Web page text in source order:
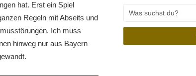
hat. Erst ein Spiel
Regeln mit Abseits und
Ich muss
hinweg nur aus Bayern